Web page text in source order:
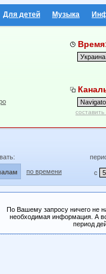
Для детей Музыка
по времени с
По Вашему запросу ничего не
необходимая информация. А
период